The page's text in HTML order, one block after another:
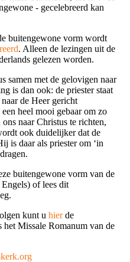
- gecelebreerd kan
buitengewone vorm wordt
. Alleen de lezingen uit de
gelezen worden.
samen met de gelovigen naar
is dan ook: de priester staat
de Heer gericht
heel mooi gebaar om zo
naar Christus te richten,
ook duidelijker dat de
is daar als priester om ‘in
buitengewone vorm van de
of lees dit
kunt u hierde
Missale Romanum van de